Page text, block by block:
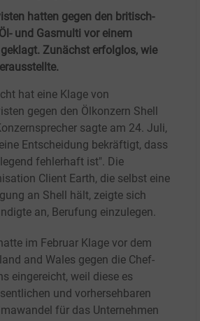
hatten gegen den britisch-
und Gasmulti vor einem
Zunächst erfolglos, wie
hat eine Klage von
gegen den Ölkonzern Shell
sagte am 24. Juli,
Entscheidung bekräftigt, dass
fehlerhaft ist". Die
Client Earth, die selbst eine
an Shell hält, zeigte sich
an, Berufung einzulegen.
im Februar Klage vor dem
and Wales gegen die Chef-
eingereicht, weil diese es
und vorhersehbaren
für das Unternehmen